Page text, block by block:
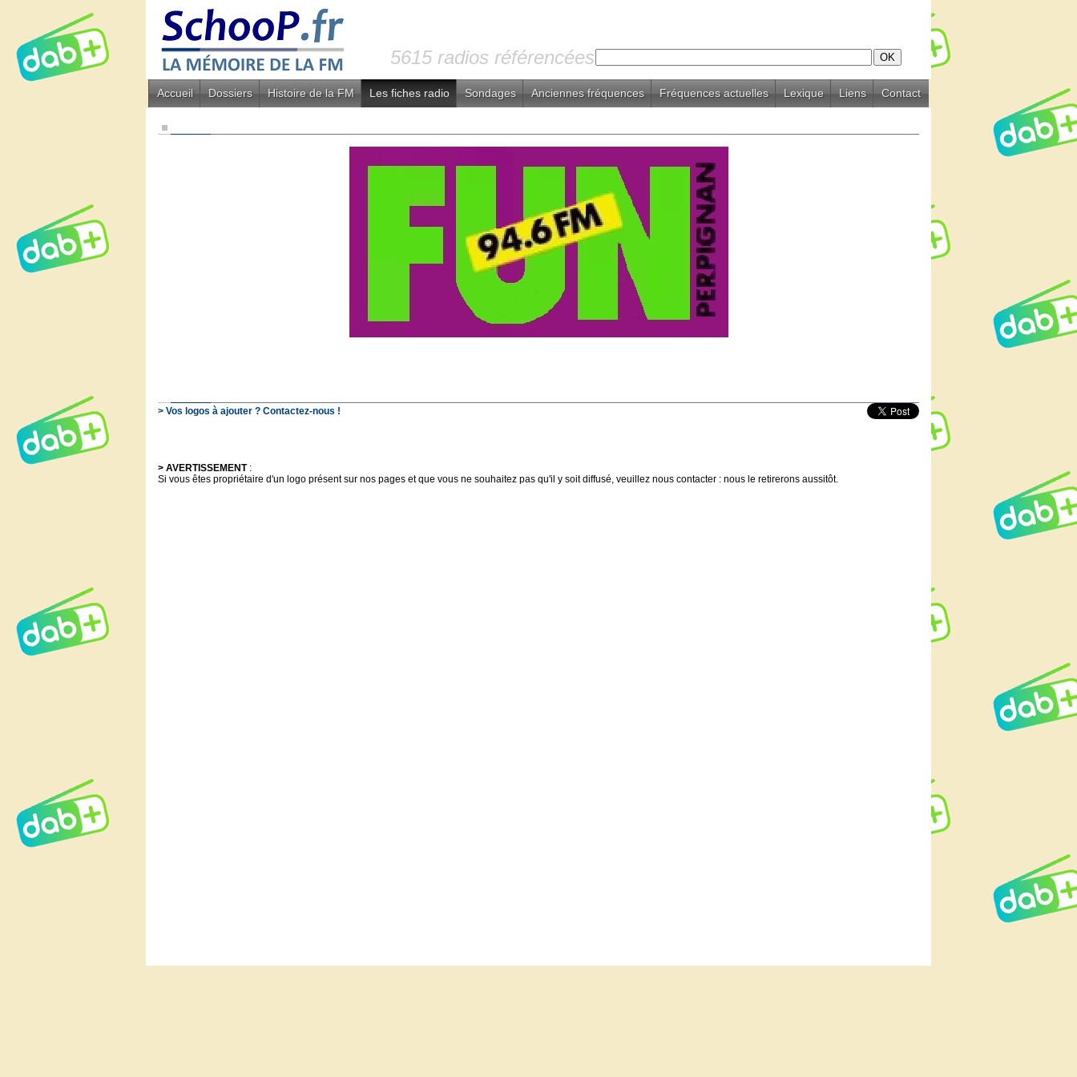
5615 radios référencées
Accueil Dossiers Histoire de la FM Les fiches radio Sondages Anciennes fréquences Fréquences actuelles Lexique Liens Contact
> Vos logos à ajouter ? Contactez-nous !
> AVERTISSEMENT:
Si vous êtes propriétaire d'un logo présent sur nos pages et que vous ne souhaitez pas qu'il y soit diffusé, veuillez nous contacter : nous le retirerons aussitôt.